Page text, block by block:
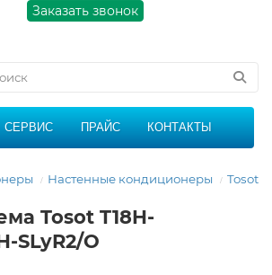
График работы: 9:00 -
21:00 без перерыва и
Заказать звонок
СЕРВИС ПРАЙС КОНТАКТЫ
Настенные кондиционеры Tosot
Tosot T18H-
SLyR2/O